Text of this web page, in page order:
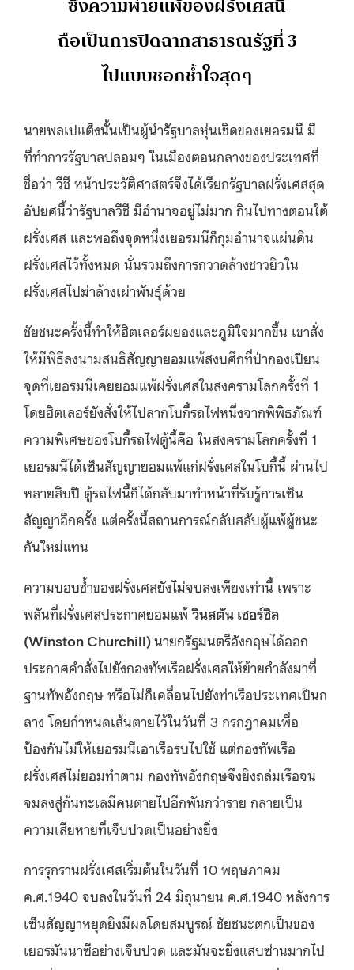
ถือเป็นการปิดฉากสาธารณรัฐที่ 3
ไปแบบชอกช้ำใจสุดๆ
นายพลเปแต็งนั้นเป็นผู้นำรัฐบาลหุ่นเชิดของเยอรมนี มี
ที่ทำการรัฐบาลปลอมๆ ในเมืองตอนกลางของประเทศที่
ชื่อว่า วีชี หน้าประวัติศาสตร์จึงได้เรียกรัฐบาลฝรั่งเศสสุด
อัปยศนี้ว่ารัฐบาลวีชี มีอำนาจอยู่ไม่มาก กินไปทางตอนใต้
ฝรั่งเศส และพอถึงจุดหนึ่งเยอรมนีก็กุมอำนาจแผ่นดิน
ฝรั่งเศสไว้ทั้งหมด นั่นรวมถึงการกวาดล้างชาวยิวใน
ฝรั่งเศสไปฆ่าล้างเผ่าพันธุ์ด้วย
ชัยชนะครั้งนี้ทำให้ฮิตเลอร์ผยองและภูมิใจมากขึ้น เขาสั่ง
ให้มีพิธีลงนามสนธิสัญญายอมแพ้สงบศึกที่ป่ากองเปียน
จุดที่เยอรมนีเคยยอมแพ้ฝรั่งเศสในสงครามโลกครั้งที่ 1
โดยฮิตเลอร์ยังสั่งให้ไปลากโบกี้รถไฟหนึ่งจากพิพิธภัณฑ์
ความพิเศษของโบกี้รถไฟตู้นี้คือ ในสงครามโลกครั้งที่ 1
เยอรมนีได้เซ็นสัญญายอมแพ้แก่ฝรั่งเศสในโบกี้นี้ ผ่านไป
หลายสิบปี ตู้รถไฟนี้ก็ได้กลับมาทำหน้าที่รับรู้การเซ็น
สัญญาอีกครั้ง แต่ครั้งนี้สถานการณ์กลับสลับผู้แพ้ผู้ชนะ
กันใหม่แทน
ความบอบช้ำของฝรั่งเศสยังไม่จบลงเพียงเท่านี้ เพราะ
พลันที่ฝรั่งเศสประกาศยอมแพ้วินสตัน เชอร์ชิล
(Winston Churchill)นายกรัฐมนตรีอังกฤษได้ออก
ประกาศคำสั่งไปยังกองทัพเรือฝรั่งเศสให้ย้ายกำลังมาที่
ฐานทัพอังกฤษ หรือไม่ก็เคลื่อนไปยังท่าเรือประเทศเป็นก
ลาง โดยกำหนดเส้นตายไว้ในวันที่ 3 กรกฎาคมเพื่อ
ป้องกันไม่ให้เยอรมนีเอาเรือรบไปใช้ แต่กองทัพเรือ
ฝรั่งเศสไม่ยอมทำตาม กองทัพอังกฤษจึงยิงถล่มเรือจน
จมลงสู่ก้นทะเลมีคนตายไปอีกพันกว่าราย กลายเป็น
ความเสียหายที่เจ็บปวดเป็นอย่างยิ่ง
การรุกรานฝรั่งเศสเริ่มต้นในวันที่ 10 พฤษภาคม
ค.ศ.1940 จบลงในวันที่ 24 มิถุนายน ค.ศ.1940 หลังการ
เซ็นสัญญาหยุดยิงมีผลโดยสมบูรณ์ ชัยชนะตกเป็นของ
เยอรมันนาซีอย่างเจ็บปวด และมันจะยิ่งแสบซ่านมากไป